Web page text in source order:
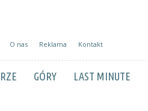
O nas Reklama Kontakt
GÓRY LAST MINUTE